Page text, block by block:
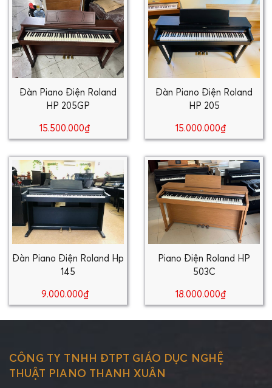
Đàn Piano Điện Roland
HP 205GP
15.500.000₫
Đàn Piano Điện Roland
HP 205
15.000.000₫
Đàn Piano Điện Roland Hp
145
9.000.000₫
Piano Điện Roland HP
503C
18.000.000₫
CÔNG TY TNHH ĐTPT GIÁO DỤC NGHỆ
THUẬT PIANO THANH XUÂN